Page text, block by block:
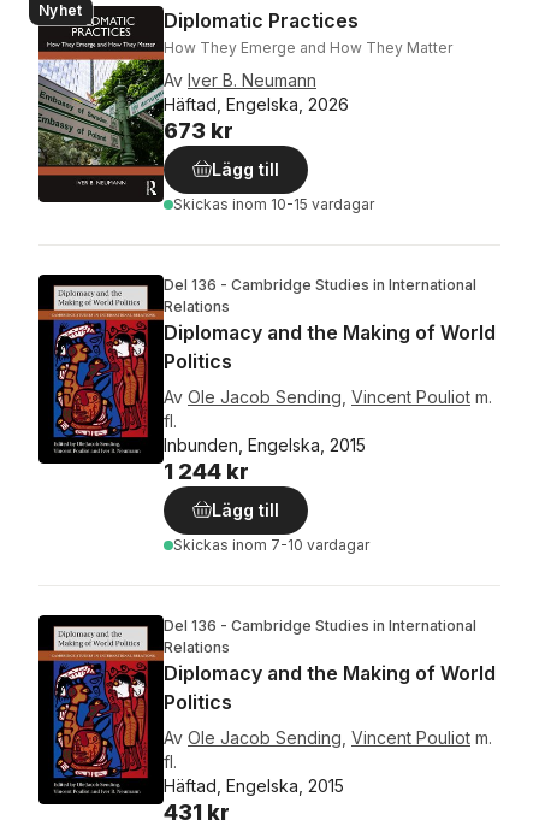
Nyhet Diplomatic Practices
How They Emerge and How They Matter
Av Iver B. Neumann
Häftad, Engelska, 2026
673 kr
Lägg till
Skickas inom 10-15 vardagar
Del 136 - Cambridge Studies in International
Relations
Diplomacy and the Making of World
Politics
Av Ole Jacob Sending Vincent Pouliot m.
fl.
Inbunden, Engelska, 2015
1 244 kr
Lägg till
Skickas inom 7-10 vardagar
Del 136 - Cambridge Studies in International
Relations
Diplomacy and the Making of World
Politics
Av Ole Jacob Sending Vincent Pouliot m.
fl.
Häftad, Engelska, 2015
431 kr